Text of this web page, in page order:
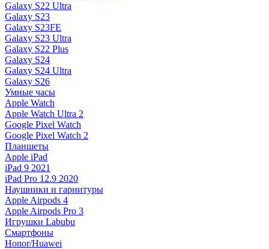
Galaxy S22 Ultra
Galaxy S23
Galaxy S23FE
Galaxy S23 Ultra
Galaxy S22 Plus
Galaxy S24
Galaxy S24 Ultra
Galaxy S26
Умные часы
Apple Watch
Apple Watch Ultra 2
Google Pixel Watch
Google Pixel Watch 2
Планшеты
Apple iPad
iPad 9 2021
iPad Pro 12.9 2020
Наушники и гарнитуры
Apple Airpods 4
Apple Airpods Pro 3
Игрушки Labubu
Смартфоны
Honor/Huawei